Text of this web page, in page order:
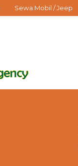
Sewa Mobil / Jeep